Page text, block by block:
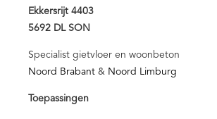
Ekkersrijt 4403
5692 DL SON
Specialist gietvloer en woonbeton
Noord Brabant & Noord Limburg
Toepassingen